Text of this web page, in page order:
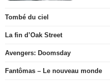
Tombé du ciel
La fin d’Oak Street
Avengers: Doomsday
Fantômas – Le nouveau monde